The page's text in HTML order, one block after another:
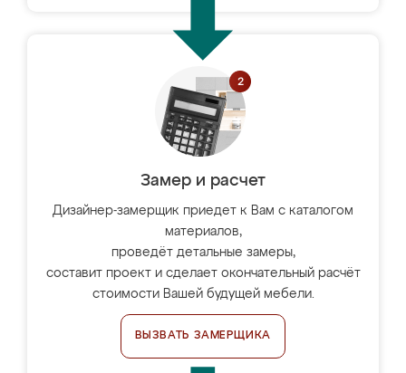
Замер и расчет
Дизайнер-замерщик приедет к Вам с каталогом
материалов,
проведёт детальные замеры,
составит проект и сделает окончательный расчёт
стоимости Вашей будущей мебели.
ВЫЗВАТЬ ЗАМЕРЩИКА